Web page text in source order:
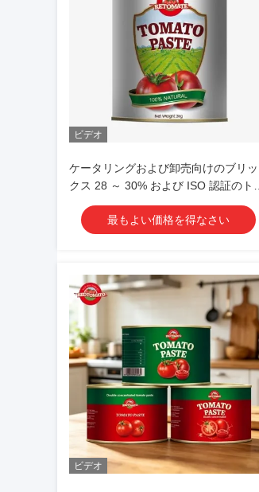
ビデオ
ケータリングおよび卸売向けのブリッ
クス 28 ～ 30% および ISO 認証のトマ
トペースト缶詰 3kg
最もよい価格を得なさい
ビデオ